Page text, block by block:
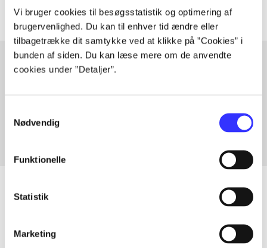
Vi bruger cookies til besøgsstatistik og optimering af
brugervenlighed. Du kan til enhver tid ændre eller
tilbagetrække dit samtykke ved at klikke på ”Cookies” i
bunden af siden. Du kan læse mere om de anvendte
cookies under ”Detaljer”.
Nødvendig
Funktionelle
Statistik
Marketing
Alle registrerede artikler fordelt på udgivelser